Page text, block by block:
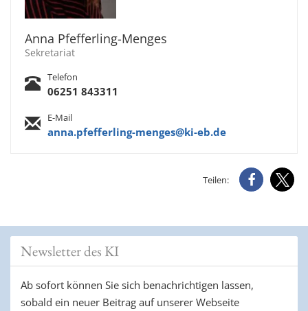
Anna Pfefferling-Menges
Sekretariat
Telefon
06251 843311
E-Mail
anna.pfefferling-menges@ki-eb.de
Teilen:
Newsletter des KI
Ab sofort können Sie sich benachrichtigen lassen,
sobald ein neuer Beitrag auf unserer Webseite